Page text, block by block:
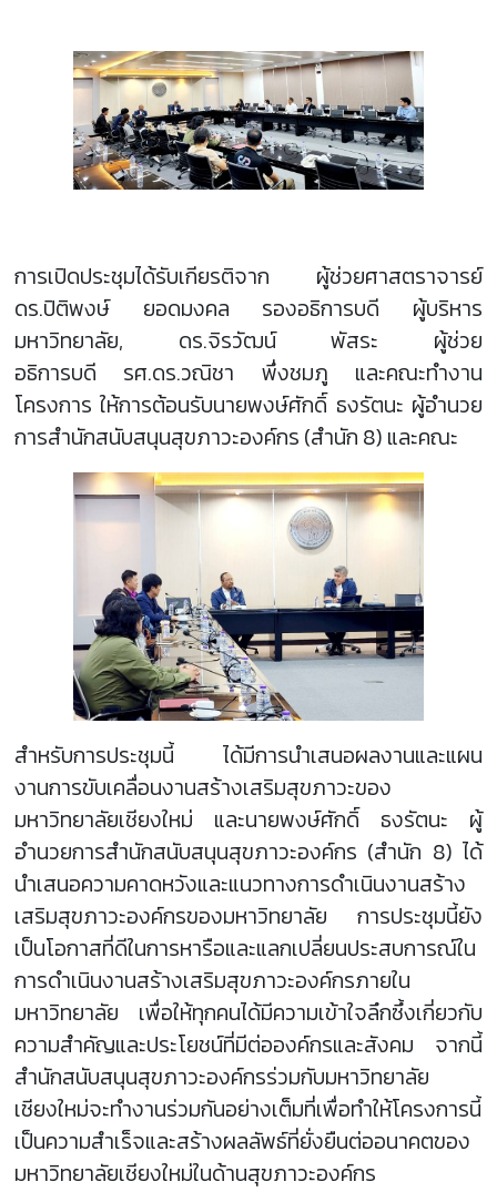
การเปิดประชุมได้รับเกียรติจาก ผู้ช่วยศาสตราจารย์
ดร.ปิติพงษ์ ยอดมงคล รองอธิการบดี ผู้บริหาร
มหาวิทยาลัย, ดร.จิรวัฒน์ พัสระ ผู้ช่วย
อธิการบดี รศ.ดร.วณิชา พึ่งชมภู และคณะทำงาน
โครงการ ให้การต้อนรับนายพงษ์ศักดิ์ ธงรัตนะ ผู้อำนวย
การสำนักสนับสนุนสุขภาวะองค์กร (สำนัก 8) และคณะ
สำหรับการประชุมนี้ ได้มีการนำเสนอผลงานและแผน
งานการขับเคลื่อนงานสร้างเสริมสุขภาวะของ
มหาวิทยาลัยเชียงใหม่ และนายพงษ์ศักดิ์ ธงรัตนะ ผู้
อำนวยการสำนักสนับสนุนสุขภาวะองค์กร (สำนัก 8) ได้
นำเสนอความคาดหวังและแนวทางการดำเนินงานสร้าง
เสริมสุขภาวะองค์กรของมหาวิทยาลัย การประชุมนี้ยัง
เป็นโอกาสที่ดีในการหารือและแลกเปลี่ยนประสบการณ์ใน
การดำเนินงานสร้างเสริมสุขภาวะองค์กรภายใน
มหาวิทยาลัย เพื่อให้ทุกคนได้มีความเข้าใจลึกซึ้งเกี่ยวกับ
ความสำคัญและประโยชน์ที่มีต่อองค์กรและสังคม จากนี้
สำนักสนับสนุนสุขภาวะองค์กรร่วมกับมหาวิทยาลัย
เชียงใหม่จะทำงานร่วมกันอย่างเต็มที่เพื่อทำให้โครงการนี้
เป็นความสำเร็จและสร้างผลลัพธ์ที่ยั่งยืนต่ออนาคตของ
มหาวิทยาลัยเชียงใหม่ในด้านสุขภาวะองค์กร